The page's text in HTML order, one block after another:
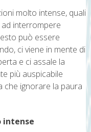
molto intense, quali
ad interrompere
può essere
ci viene in mente di
e ci assale la
più auspicabile
che ignorare la paura
intense